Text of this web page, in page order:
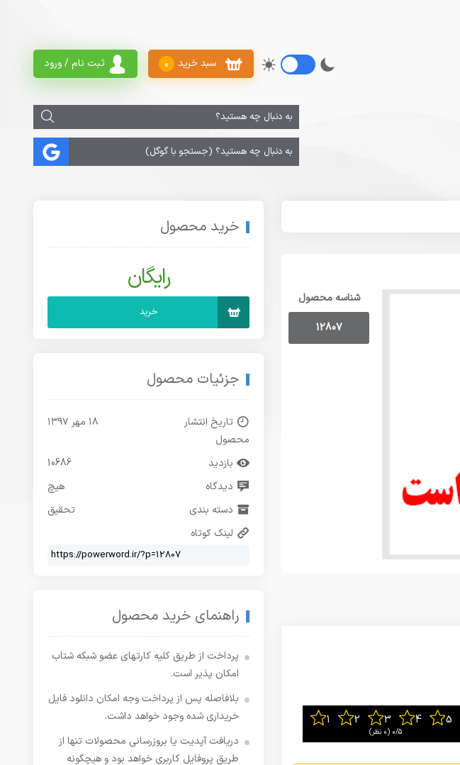
ثبت نام / ورود سبد خرید 0
شناسه محصول
12807
0/5 ‫(0 نظر)
خرید محصول
رایگان
خرید
جزئیات محصول
تاریخ انتشار
محصول
۱۸ مهر ۱۳۹۷
بازدید
10686
دیدگاه
هیچ
دسته بندی
تحقیق
لینک کوتاه
راهنمای خرید محصول
پرداخت از طریق کلیه کارتهای عضو شبکه شتاب
امکان پذیر است.
بلافاصله پس از پرداخت وجه امکان دانلود فایل
خریداری شده وجود خواهد داشت.
دریافت آپدیت یا بروزرسانی محصولات تنها از
طریق پروفایل کاربری خواهد بود و هیچگونه